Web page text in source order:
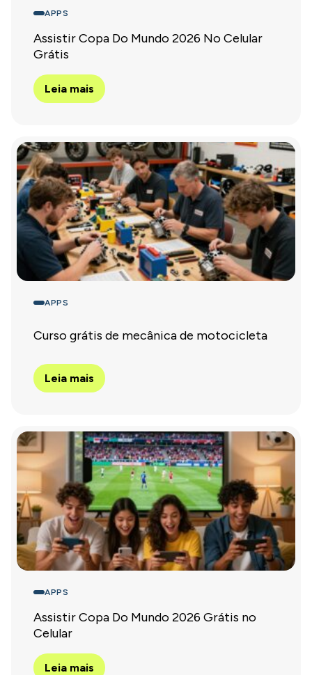
APPS
Assistir Copa Do Mundo 2026 No Celular
Grátis
Leia mais
APPS
Curso grátis de mecânica de motocicleta
Leia mais
APPS
Assistir Copa Do Mundo 2026 Grátis no
Celular
Leia mais